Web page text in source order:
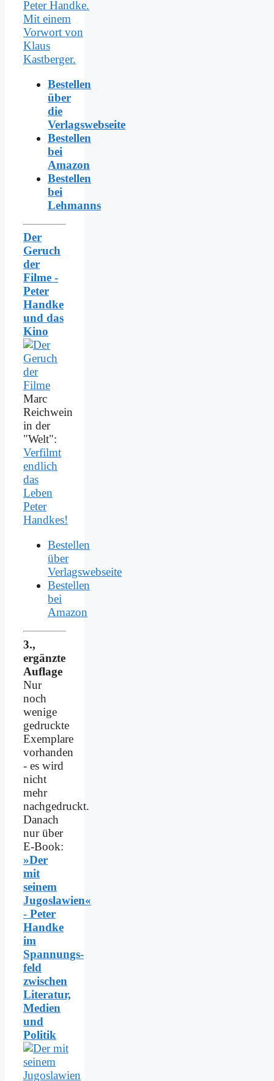
Bestellen
über
die
Verlagswebseite
Bestellen
bei
Amazon
Bestellen
bei
Lehmanns
Der
Geruch
der
Filme -
Peter
Handke
und das
Kino
Marc
Reichwein
in der
"Welt":
Verfilmt
endlich
das
Leben
Peter
Handkes!
Bestellen
über
Verlagswebseite
Bestellen
bei
Amazon
3.,
ergänzte
Auflage
Nur
noch
wenige
gedruckte
Exemplare
vorhanden
- es wird
nicht
mehr
nachgedruckt.
Danach
nur über
E-Book:
»Der
mit
seinem
Jugoslawien«
- Peter
Handke
im
Spannungs­
feld
zwischen
Literatur,
Medien
und
Politik